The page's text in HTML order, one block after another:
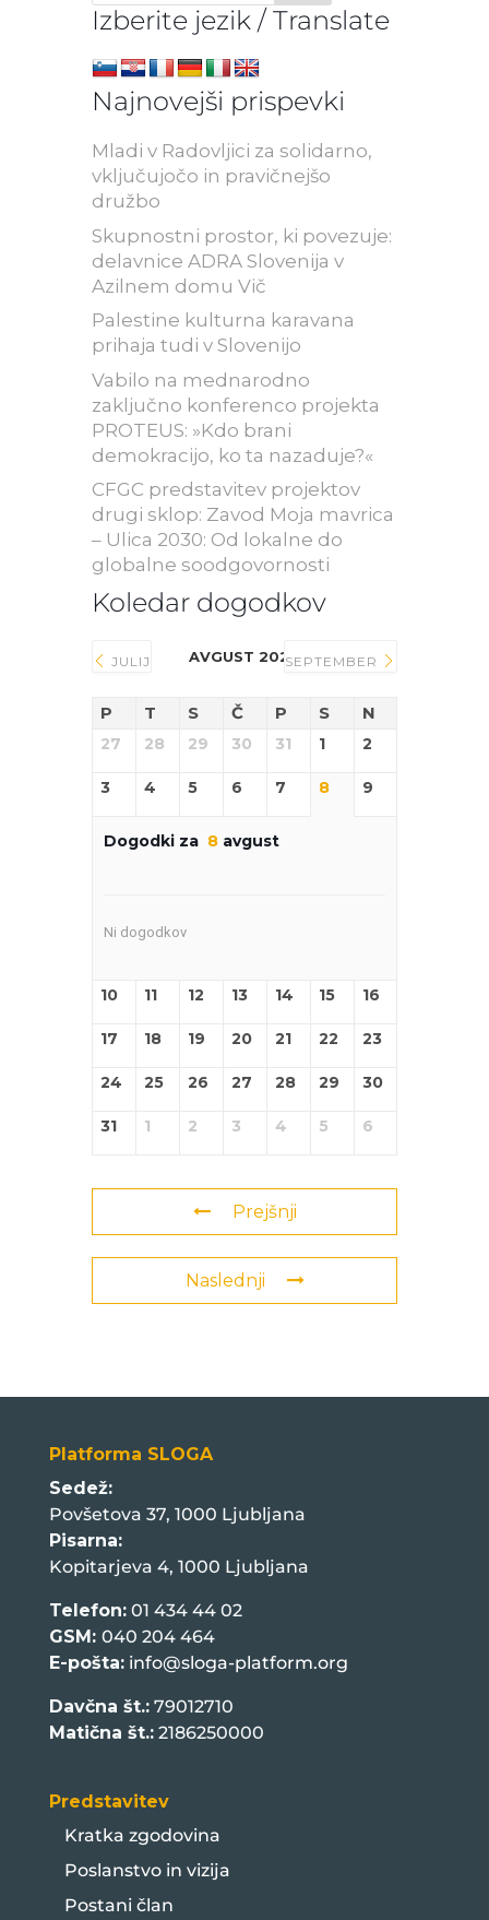
Izberite jezik / Translate
Najnovejši prispevki
Mladi v Radovljici za solidarno,
vključujočo in pravičnejšo
družbo
Skupnostni prostor, ki povezuje:
delavnice ADRA Slovenija v
Azilnem domu Vič
Palestine kulturna karavana
prihaja tudi v Slovenijo
Vabilo na mednarodno
zaključno konferenco projekta
PROTEUS: »Kdo brani
demokracijo, ko ta nazaduje?«
CFGC predstavitev projektov
drugi sklop: Zavod Moja mavrica
– Ulica 2030: Od lokalne do
globalne soodgovornosti
Koledar dogodkov
JULIJ AVGUST 2026SEPTEMBER
P T S Č P S N
27 28 29 30 31 1 2
3 4 5 6 7 8 9
Dogodki za 8 avgust
Ni dogodkov
10 11 12 13 14 15 16
17 18 19 20 21 22 23
24 25 26 27 28 29 30
31 1 2 3 4 5 6
Prejšnji
Naslednji
Platforma SLOGA
Sedež:
Povšetova 37, 1000 Ljubljana
Pisarna:
Kopitarjeva 4, 1000 Ljubljana
Telefon:01 434 44 02
GSM: 040 204 464
E-pošta: info@sloga-platform.org
Davčna št.:79012710
Matična št.:2186250000
Predstavitev
Kratka zgodovina
Poslanstvo in vizija
Postani član